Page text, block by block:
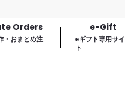
Orders
・おまとめ注
e-Gift
eギフト専用サイ
ト